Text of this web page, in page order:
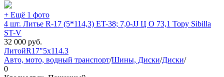
+ Ещё 1 фото
4 шт. Литье R-17 (5*114,3) ET-38; 7,0-JJ Ц О 73,1 Topy Sibilla
ST-V
32 000 руб.
ЛитойR17"5x114.3
Авто, мото, водный транспорт/Шины, Диски/Диски/
0